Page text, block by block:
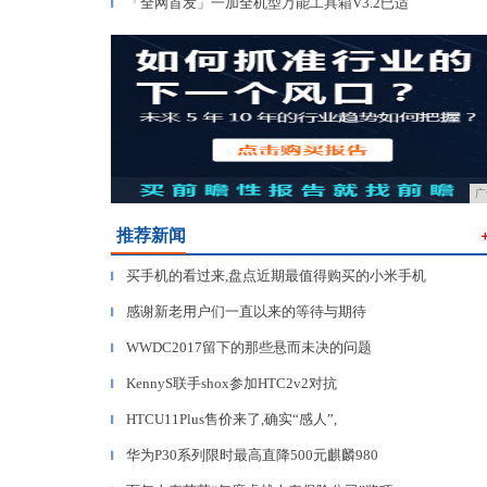
▎
推荐新闻
▎ 买手机的看过来,盘点近期最值得购买的小米手机
▎ 感谢新老用户们一直以来的等待与期待
▎ WWDC2017留下的那些悬而未决的问题
▎ KennyS联手shox参加HTC2v2对抗
▎ HTCU11Plus售价来了,确实“感人”,
▎ 华为P30系列限时最高直降500元麒麟980